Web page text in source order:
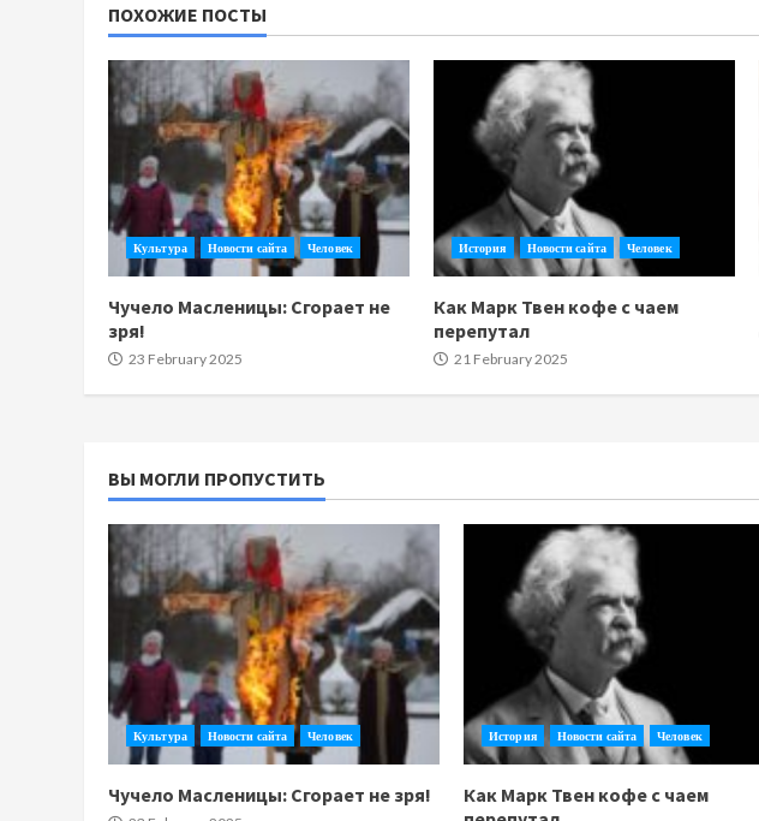
ПОХОЖИЕ ПОСТЫ
Культура Новости сайта Человек
Чучело Масленицы: Сгорает не
зря!
23 February 2025
История Новости сайта Человек
Как Марк Твен кофе с чаем
перепутал
21 February 2025
ВЫ МОГЛИ ПРОПУСТИТЬ
Культура Новости сайта Человек
Чучело Масленицы: Сгорает не зря!
История Новости сайта Человек
Как Марк Твен кофе с чаем